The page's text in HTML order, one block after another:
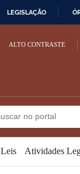
LEGISLAÇÃO
ALTO CONTRASTE
Leis Atividades